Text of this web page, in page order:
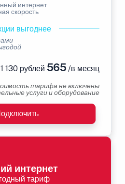
интернет
скорость
выгоднее
1 130 рублей565 /в месяц
тарифа не включены
услуги и оборудование
интернет
тариф